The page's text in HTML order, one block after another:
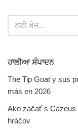
ਹਾਲੀਆ ਸੰਪਾਦਨ
The Tip Goat y sus
más en 2026
Ako začať s Cazeus
hráčov